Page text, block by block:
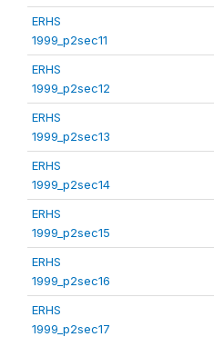
ERHS
1999_p2sec11
ERHS
1999_p2sec12
ERHS
1999_p2sec13
ERHS
1999_p2sec14
ERHS
1999_p2sec15
ERHS
1999_p2sec16
ERHS
1999_p2sec17